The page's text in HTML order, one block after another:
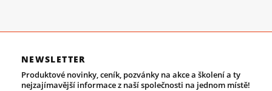
NEWSLETTER
Produktové novinky, ceník, pozvánky na akce a školení a ty
nejzajímavější informace z naší společnosti na jednom místě!